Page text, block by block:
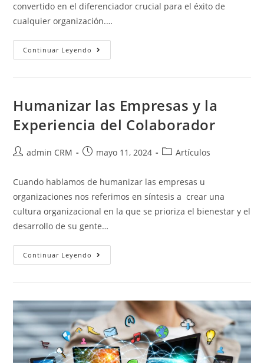
convertido en el diferenciador crucial para el éxito de
cualquier organización.…
Continuar Leyendo
Humanizar las Empresas y la
Experiencia del Colaborador
admin CRM mayo 11, 2024 Artículos
Cuando hablamos de humanizar las empresas u
organizaciones nos referimos en síntesis a crear una
cultura organizacional en la que se prioriza el bienestar y el
desarrollo de su gente…
Continuar Leyendo